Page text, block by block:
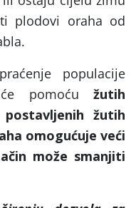
plodovi oraha od
populacije
pomoću žutih
žutih
omogućuje veći
može smanjiti